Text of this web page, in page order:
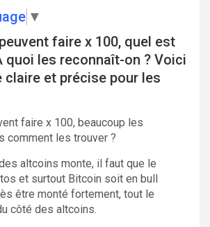
▼
faire x 100, quel est
quoi les reconnaît-on ? Voici
claire et précise pour les
faire x 100, beaucoup les
comment les trouver ?
altcoins monte, il faut que le
et surtout Bitcoin soit en bull
être monté fortement, tout le
côté des altcoins.